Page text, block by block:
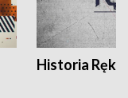
Historia Ręką